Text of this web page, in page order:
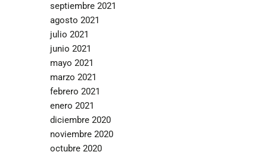
septiembre 2021
agosto 2021
julio 2021
junio 2021
mayo 2021
marzo 2021
febrero 2021
enero 2021
diciembre 2020
noviembre 2020
octubre 2020